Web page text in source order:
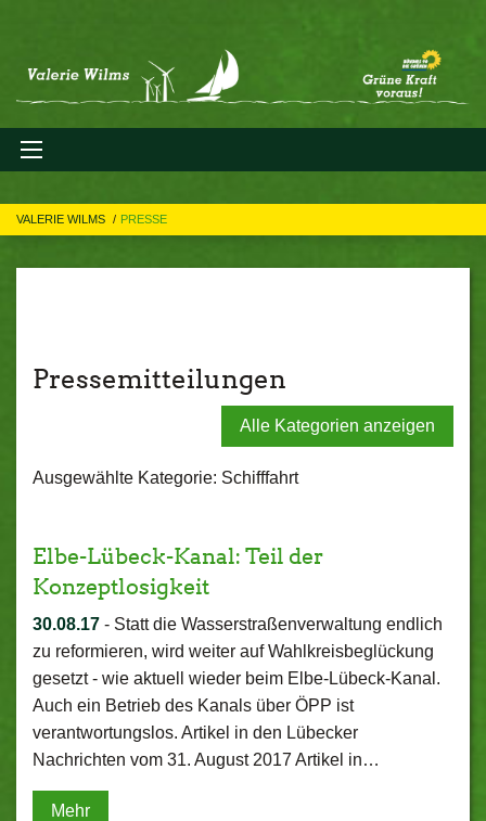
VALERIE WILMS PRESSE
Pressemitteilungen
Alle Kategorien anzeigen
Ausgewählte Kategorie: Schifffahrt
Elbe-Lübeck-Kanal: Teil der
Konzeptlosigkeit
30.08.17 - Statt die Wasserstraßenverwaltung endlich
zu reformieren, wird weiter auf Wahlkreisbeglückung
gesetzt - wie aktuell wieder beim Elbe-Lübeck-Kanal.
Auch ein Betrieb des Kanals über ÖPP ist
verantwortungslos. Artikel in den Lübecker
Nachrichten vom 31. August 2017 Artikel in…
Mehr